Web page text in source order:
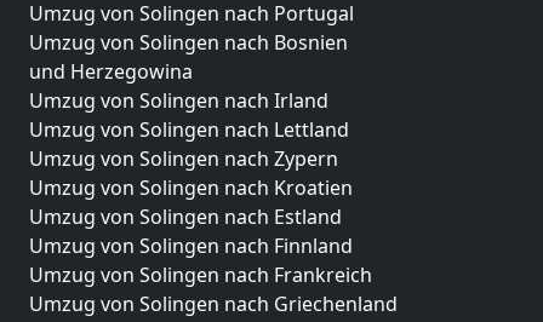
Umzug von Solingen nach Portugal
Umzug von Solingen nach Bosnien
und Herzegowina
Umzug von Solingen nach Irland
Umzug von Solingen nach Lettland
Umzug von Solingen nach Zypern
Umzug von Solingen nach Kroatien
Umzug von Solingen nach Estland
Umzug von Solingen nach Finnland
Umzug von Solingen nach Frankreich
Umzug von Solingen nach Griechenland